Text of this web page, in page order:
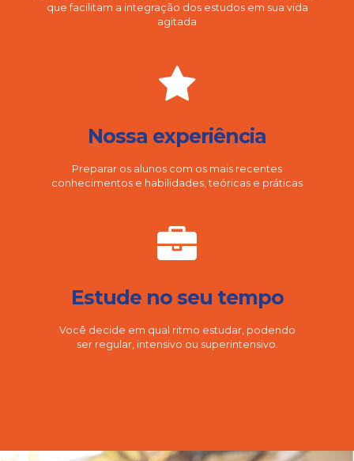
que facilitam a integração dos estudos em sua vida
agitada
Nossa experiência
Preparar os alunos com os mais recentes
conhecimentos e habilidades, teóricas e práticas
Estude no seu tempo
Você decide em qual ritmo estudar, podendo
ser regular, intensivo ou superintensivo.